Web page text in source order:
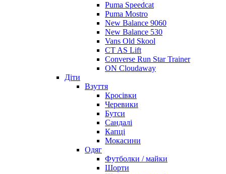
Puma Speedcat
Puma Mostro
New Balance 9060
New Balance 530
Vans Old Skool
CT AS Lift
Converse Run Star Trainer
ON Cloudaway
Діти
Взуття
Кросівки
Черевики
Бутси
Сандалі
Капці
Мокасини
Одяг
Футболки / майки
Шорти